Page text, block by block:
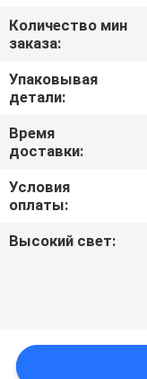
ПРОВЕРКА
КАЧЕСТВА
Количество мин
заказа:
Упаковывая
детали:
Время
доставки:
Условия
оплаты:
Высокий свет: